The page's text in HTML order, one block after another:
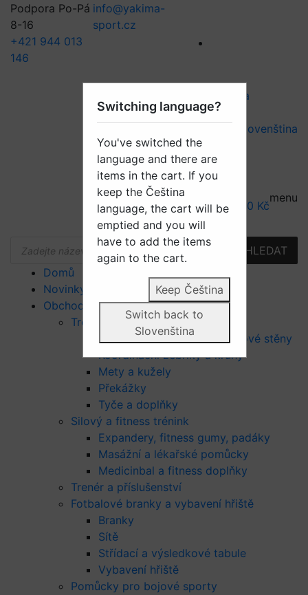
Podpora Po-Pá
8-16
+421 944 013
146
info@yakima-
sport.cz
Čeština
Slovenština
Registrace
Přihlásit se
search
HLEDAT
21.500 Kč
menu
Domů
Novinky
Obchod
Tréninkové pomůcky
Tréninkové figuríny a odrazové stěny
Koordinační žebříky a kruhy
Mety a kužely
Překážky
Tyče a doplňky
Silový a fitness trénink
Expandery, fitness gumy, padáky
Masážní a lékařské pomůcky
Medicinbal a fitness doplňky
Trenér a příslušenství
Fotbalové branky a vybavení hřiště
Branky
Sítě
Střídací a výsledkové tabule
Vybavení hřiště
Pomůcky pro bojové sporty
Switching language?
You've switched the
language and there are
items in the cart. If you
keep the Čeština
language, the cart will be
emptied and you will
have to add the items
again to the cart.
Keep Čeština
Switch back to
Slovenština